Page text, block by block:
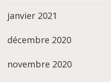
janvier 2021
décembre 2020
novembre 2020